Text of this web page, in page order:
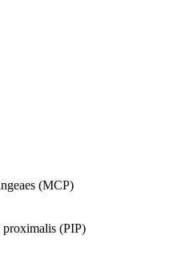
(MCP)
proximalis (PIP)